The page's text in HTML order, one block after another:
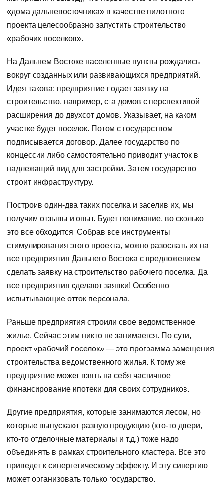
«дома дальневосточника» в качестве пилотного
проекта целесообразно запустить строительство
«рабочих поселков».
На Дальнем Востоке населенные пункты рождались
вокруг созданных или развивающихся предприятий.
Идея такова: предприятие подает заявку на
строительство, например, ста домов с перспективой
расширения до двухсот домов. Указывает, на каком
участке будет поселок. Потом с государством
подписывается договор. Далее государство по
концессии либо самостоятельно приводит участок в
надлежащий вид для застройки. Затем государство
строит инфраструктуру.
Построив один-два таких поселка и заселив их, мы
получим отзывы и опыт. Будет понимание, во сколько
это все обходится. Собрав все инструменты
стимулирования этого проекта, можно разослать их на
все предприятия Дальнего Востока с предложением
сделать заявку на строительство рабочего поселка. Да
все предприятия сделают заявки! Особенно
испытывающие отток персонала.
Раньше предприятия строили свое ведомственное
жилье. Сейчас этим никто не занимается. По сути,
проект «рабочий поселок» — это программа замещения
строительства ведомственного жилья. К тому же
предприятие может взять на себя частичное
финансирование ипотеки для своих сотрудников.
Другие предприятия, которые занимаются лесом, но
которые выпускают разную продукцию (кто-то двери,
кто-то отделочные материалы и т.д.) тоже надо
объединять в рамках строительного кластера. Все это
приведет к синергетическому эффекту. И эту синергию
может организовать только государство.